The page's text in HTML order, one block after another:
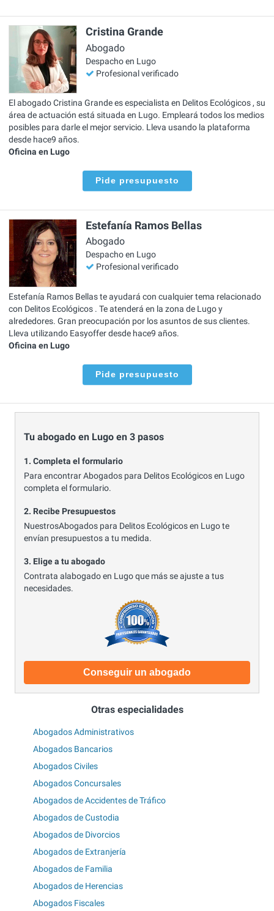
Cristina Grande
Abogado
Despacho en Lugo
Profesional verificado
El abogado Cristina Grande es especialista en Delitos Ecológicos , su
área de actuación está situada en Lugo. Empleará todos los medios
posibles para darle el mejor servicio. Lleva usando la plataforma
desde hace9 años.
Oficina en Lugo
Pide presupuesto
Estefanía Ramos Bellas
Abogado
Despacho en Lugo
Profesional verificado
Estefanía Ramos Bellas te ayudará con cualquier tema relacionado
con Delitos Ecológicos . Te atenderá en la zona de Lugo y
alrededores. Gran preocupación por los asuntos de sus clientes.
Lleva utilizando Easyoffer desde hace9 años.
Oficina en Lugo
Pide presupuesto
Tu abogado en Lugo en 3 pasos
1. Completa el formulario
Para encontrar Abogados para Delitos Ecológicos en Lugo
completa el formulario.
2. Recibe Presupuestos
NuestrosAbogados para Delitos Ecológicos en Lugo te
envían presupuestos a tu medida.
3. Elige a tu abogado
Contrata alabogado en Lugo que más se ajuste a tus
necesidades.
Conseguir un abogado
Otras especialidades
Abogados Administrativos
Abogados Bancarios
Abogados Civiles
Abogados Concursales
Abogados de Accidentes de Tráfico
Abogados de Custodia
Abogados de Divorcios
Abogados de Extranjería
Abogados de Familia
Abogados de Herencias
Abogados Fiscales